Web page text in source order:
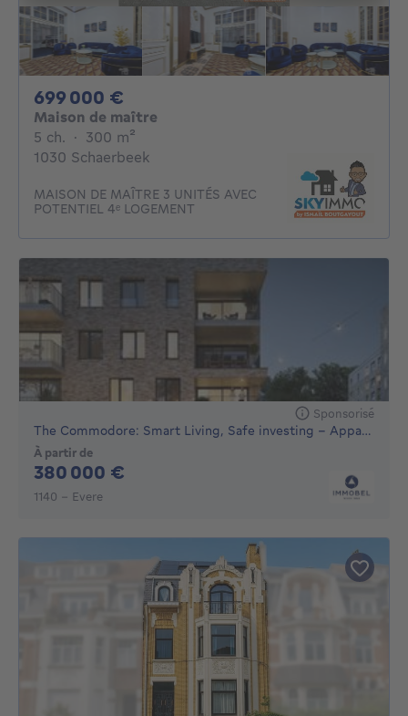
699 000 €
Maison de maître
5 ch. 5 chambres
· 300 m²
1030 Schaerbeek
MAISON DE MAÎTRE 3 UNITÉS AVEC
POTENTIEL 4ᵉ LOGEMENT
Sponsorisé
The Commodore: Smart Living, Safe investing - Appartement...
À partir de
380 000 €
1140 - Evere